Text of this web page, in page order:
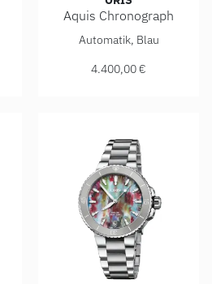
Ref: 01 774 7743 4155-07 4
Aquis Chronograph
ORIS Aquis Chronograph,
Automatik, Blau
4.400,00 €